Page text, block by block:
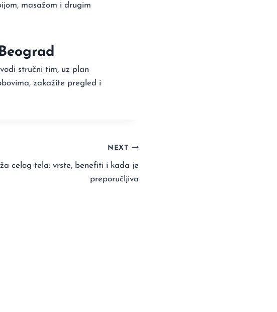
masažom i drugim
stručni tim, uz plan
zakažite pregled i
NEXT
celog tela: vrste, benefiti i kada je
preporučljiva